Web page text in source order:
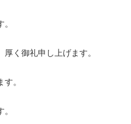
く御礼申し上げます。
。